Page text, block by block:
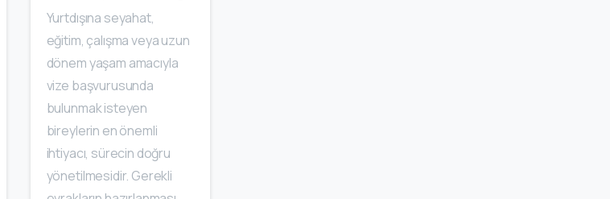
Yurtdışına seyahat,
eğitim, çalışma veya uzun
dönem yaşam amacıyla
vize başvurusunda
bulunmak isteyen
bireylerin en önemli
ihtiyacı, sürecin doğru
yönetilmesidir. Gerekli